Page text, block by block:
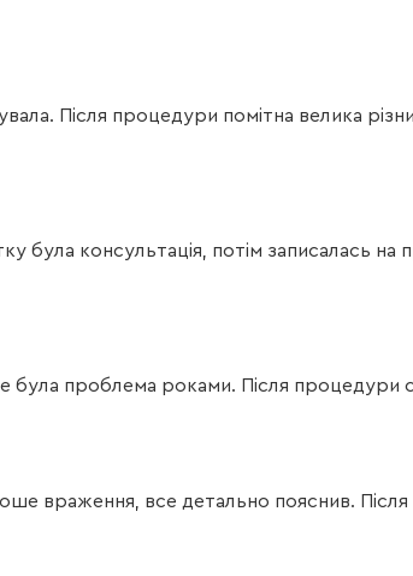
Після процедури помітна велика
була консультація, потім записалась
була проблема роками. Після
враження, все детально пояснив.